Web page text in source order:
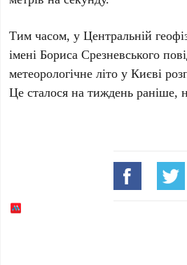
Тим часом, уЦентральній
імені Бориса Срезневського
метеорологічне літоу Києві
Це сталося на тиждень раніше,